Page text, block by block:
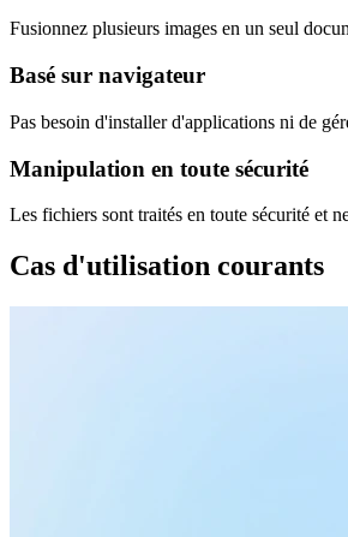
Fusionnez plusieurs images en un seul
Basé sur navigateur
Pas besoin d'installer d'applications ni de
Manipulation en toute sécurité
Les fichiers sont traités en toute sécurité et
Cas d'utilisation courants